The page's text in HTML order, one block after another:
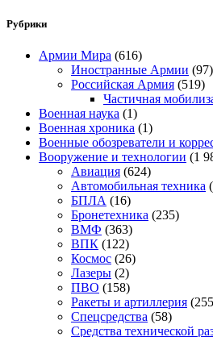
Рубрики
Армии Мира (616)
Иностранные Армии (97)
Российская Армия (519)
Частичная
Военная наука (1)
Военная хроника (1)
Военные обозреватели и
Вооружение и технологии (1
Авиация (624)
Автомобильная техника
БПЛА (16)
Бронетехника (235)
ВМФ (363)
ВПК (122)
Космос (26)
Лазеры (2)
ПВО (158)
Ракеты и артиллерия
Спецсредства (58)
Средства технической